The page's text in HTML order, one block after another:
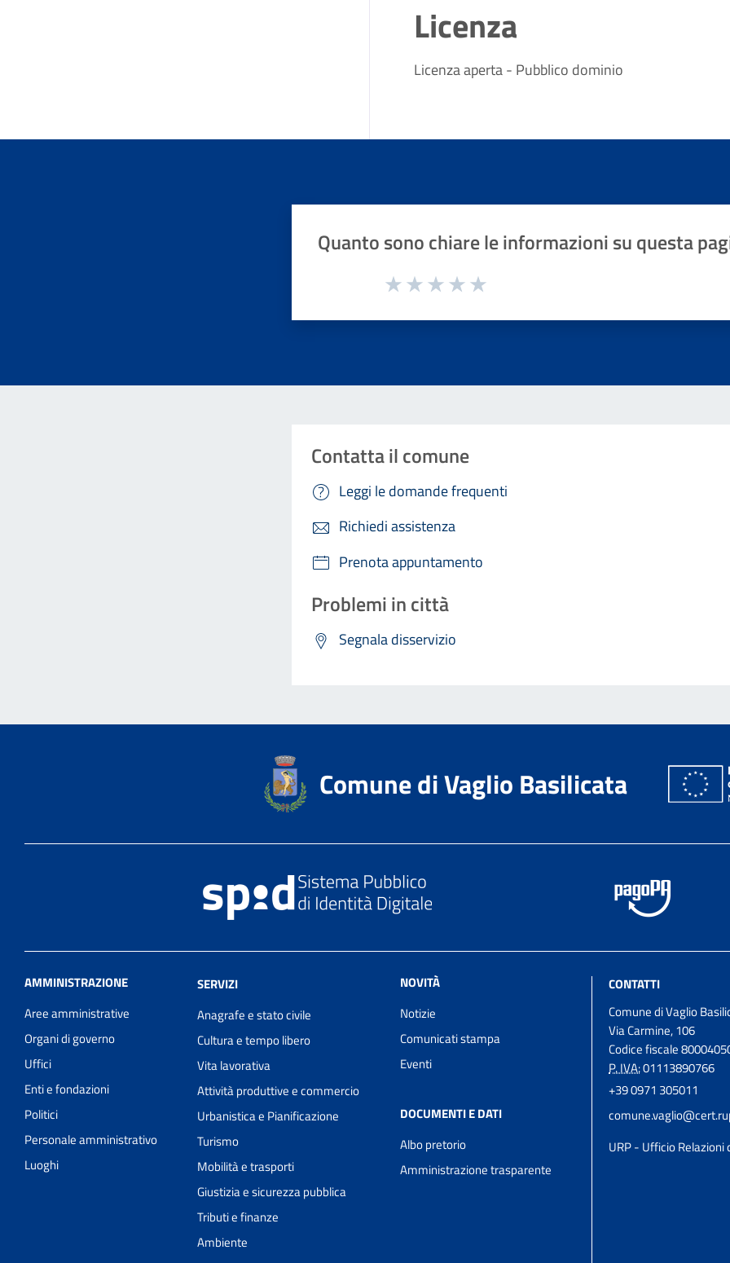
Licenza
Licenza aperta - Pubblico dominio
Quanto sono chiare le informazioni su questa
Valuta da 1 a 5 stelle la pagina
Contatta il comune
Leggi le domande frequenti
Richiedi assistenza
Prenota appuntamento
Problemi in città
Segnala disservizio
Comune di Vaglio Basilicata
AMMINISTRAZIONE
Aree amministrative
Organi di governo
Uffici
Enti e fondazioni
Politici
Personale amministrativo
Luoghi
SERVIZI
Anagrafe e stato civile
Cultura e tempo libero
Vita lavorativa
Attività produttive e commercio
Urbanistica e Pianificazione
Turismo
Mobilità e trasporti
Giustizia e sicurezza pubblica
Tributi e finanze
Ambiente
NOVITÀ
Notizie
Comunicati stampa
Eventi
DOCUMENTI E DATI
Albo pretorio
Amministrazione trasparente
CONTATTI
Comune di Vaglio
Via Carmine, 106
Codice fiscale
P. IVA:01113890766
+39 0971 305011
URP - Ufficio Relazioni